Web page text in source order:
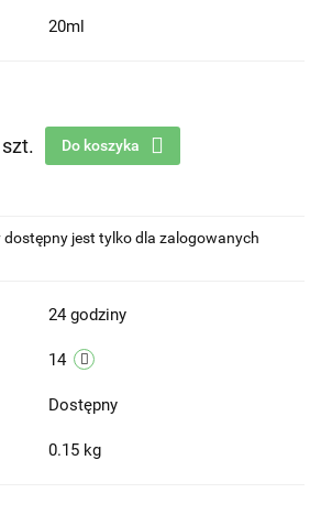
20ml
szt. Do koszyka
jest tylko dla zalogowanych
24 godziny
14
Dostępny
0.15 kg